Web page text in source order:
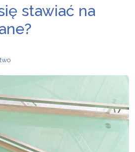
stawiać na